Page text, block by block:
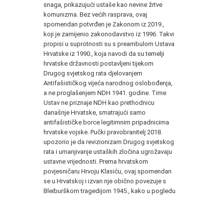
snaga, prikazujući ustaše kao nevine žrtve
komunizma. Bez većih rasprava, ovaj
spomendan potvrđen je Zakonom iz 2019.,
koji je zamijenio zakonodavstvo iz 1996. Takvi
propisi u suprotnosti su s preambulom Ustava
Hrvatske iz 1990., koja navodi da su temelji
hrvatske državnosti postavljeni tijekom
Drugog svjetskog rata djelovanjem
Antifašističkog vijeća narodnog oslobođenja,
a ne proglašenjem NDH 1941. godine. Time
Ustav ne priznaje NDH kao prethodnicu
današnje Hrvatske, smatrajući samo
antifašističke borce legitimnim pripadnicima
hrvatske vojske. Pučki pravobranitelj 2018.
upozorio je da revizionizam Drugog svjetskog
rata i umanjivanje ustaških zločina ugrožavaju
ustavne vrijednosti. Prema hrvatskom
povjesničaru Hrvoju Klasiću, ovaj spomendan
se u Hrvatskoj i izvan nje obično povezuje s
Bleiburškom tragedijom 1945., kako u pogledu